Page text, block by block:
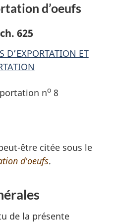
d’oeufs
625
D’EXPORTATION ET
no 8
être citée sous le
d'oeufs.
de la présente